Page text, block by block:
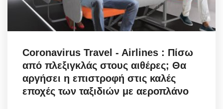
Coronavirus Travel - Airlines : Πίσω
από πλεξιγκλάς στους αιθέρες; Θα
αργήσει η επιστροφή στις καλές
εποχές των ταξιδιών με αεροπλάνο